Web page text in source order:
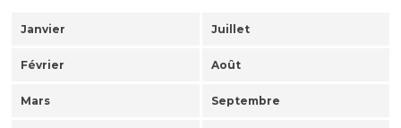
Janvier Juillet
Février Août
Mars Septembre